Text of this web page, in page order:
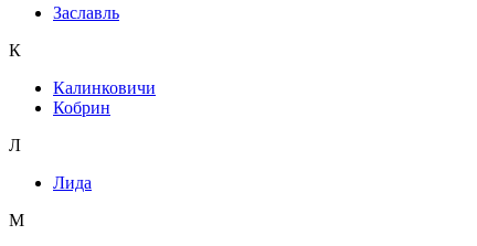
Заславль
К
Калинковичи
Кобрин
Л
Лида
М